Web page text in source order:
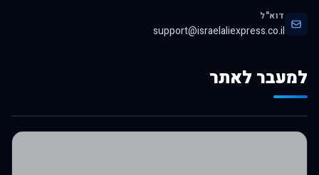
דוא"ל
support@israelaliexpress.co.il
למעבר לאתר
לרכישה באלי אקספרס